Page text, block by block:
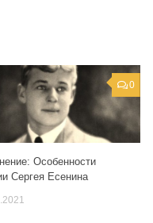
0
Особенности
Сергея Есенина